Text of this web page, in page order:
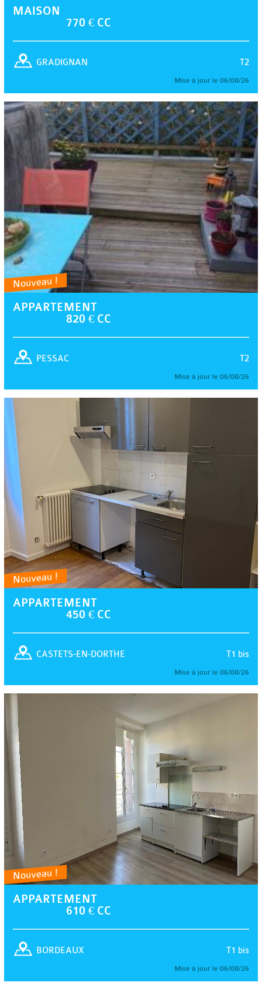
MAISON
770 € CC
T2
GRADIGNAN
Mise à jour le 06/08/26
Nouveau !
APPARTEMENT
820 € CC
T2
PESSAC
Mise à jour le 06/08/26
Nouveau !
APPARTEMENT
450 € CC
T1 bis
CASTETS-EN-DORTHE
Mise à jour le 06/08/26
Nouveau !
APPARTEMENT
610 € CC
T1 bis
BORDEAUX
Mise à jour le 06/08/26